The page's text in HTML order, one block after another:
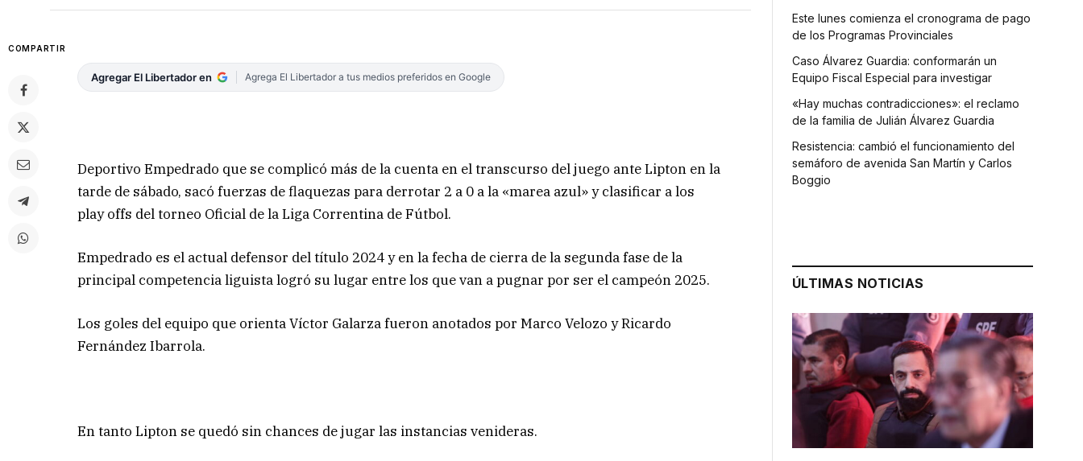
COMPARTIR
Agregar El Libertador en Agrega El Libertador a tus medios preferidos en Google
Deportivo Empedrado que se complicó más de la cuenta en el transcurso del juego ante Lipton en la
tarde de sábado, sacó fuerzas de flaquezas para derrotar 2 a 0 a la «marea azul» y clasificar a los
play offs del torneo Oficial de la Liga Correntina de Fútbol.
Empedrado es el actual defensor del título 2024 y en la fecha de cierra de la segunda fase de la
principal competencia liguista logró su lugar entre los que van a pugnar por ser el campeón 2025.
Los goles del equipo que orienta Víctor Galarza fueron anotados por Marco Velozo y Ricardo
Fernández Ibarrola.
En tanto Lipton se quedó sin chances de jugar las instancias venideras.
Este lunes comienza el cronograma de pago
de los Programas Provinciales
Caso Álvarez Guardia: conformarán un
Equipo Fiscal Especial para investigar
«Hay muchas contradicciones»: el reclamo
de la familia de Julián Álvarez Guardia
Resistencia: cambió el funcionamiento del
semáforo de avenida San Martín y Carlos
Boggio
ÚLTIMAS NOTICIAS